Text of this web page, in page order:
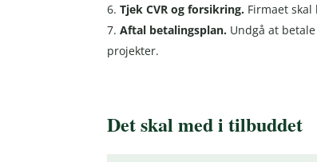
Tjek CVR og forsikring. Firmaet
Aftal betalingsplan. Undgå at
projekter.
Det skal med i tilbuddet